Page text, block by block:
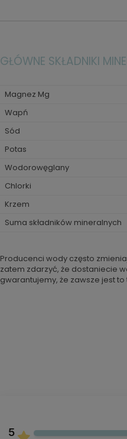
GŁÓWNE SKŁADNIKI
Magnez Mg
Wapń
Sód
Potas
Wodorowęglany
Chlorki
Krzem
Suma składników mineralnych
Producenci wody często
zatem zdarzyć, że dostaniecie
gwarantujemy, że zawsze jest
5